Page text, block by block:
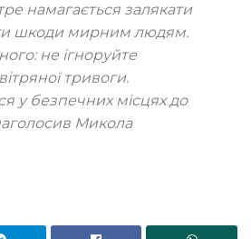
намагається залякати
шкоди мирним людям.
не ігноруйте
тривоги.
у безпечних місцях до
Микола